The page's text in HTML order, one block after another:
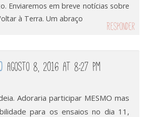
Enviaremos em breve notícias sobre
à Terra. Um abraço
Responder
Agosto 8, 2016 at 8:27 pm
Adoraria participar MESMO mas
para os ensaios no dia 11,